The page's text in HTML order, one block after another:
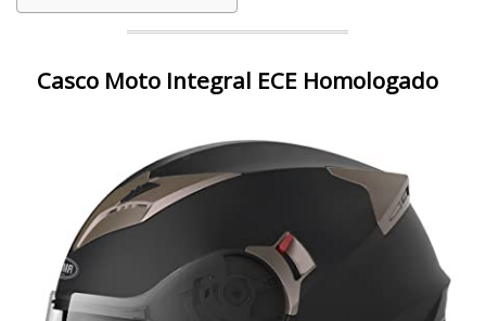
Casco Moto Integral ECE Homologado